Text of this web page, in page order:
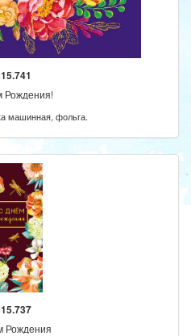
Рождения!
машинная, фольга.
Рождения